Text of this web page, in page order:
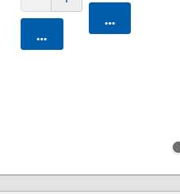
카트에 담기
카트에 담기